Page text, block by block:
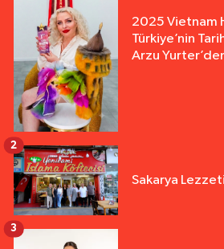
2025 Vietnam
Türkiye’nin
Arzu
Sakarya
2
3